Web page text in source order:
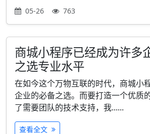
05-26 763
商城小程序已经成为许多
之选专业水平
在如今这个万物互联的时代，商城小
企业的必备之选。而要打造一个优质
了需要团队的技术支持，我......
查看全文